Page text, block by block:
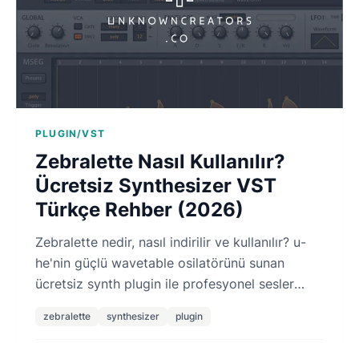
PLUGIN/VST
Zebralette Nasıl Kullanılır?
Ücretsiz Synthesizer VST
Türkçe Rehber (2026)
Zebralette nedir, nasıl indirilir ve kullanılır? u-
he'nin güçlü wavetable osilatörünü sunan
ücretsiz synth plugin ile profesyonel sesler
zebralette synthesizer plugin